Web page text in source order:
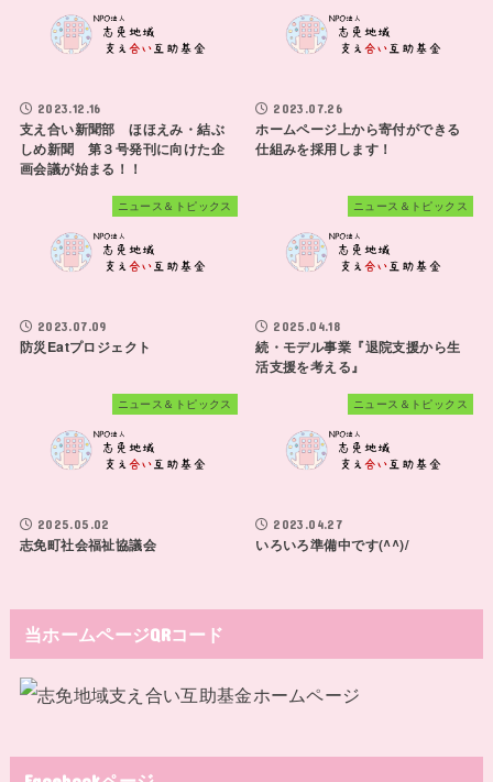
2023.12.16
支え合い新聞部 ほほえみ・結ぶ
しめ新聞 第３号発刊に向けた企
画会議が始まる！！
2023.07.26
ホームページ上から寄付ができる
仕組みを採用します！
ニュース＆トピックス
2023.07.09
防災Eatプロジェクト
ニュース＆トピックス
2025.04.18
続・モデル事業『退院支援から生
活支援を考える』
ニュース＆トピックス
2025.05.02
志免町社会福祉協議会
ニュース＆トピックス
2023.04.27
いろいろ準備中です(^^)/
当ホームページQRコード